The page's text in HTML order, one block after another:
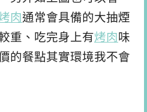
肉通常會具備的大抽煙
重、吃完身上有烤肉 味
的餐點其實環境我不會